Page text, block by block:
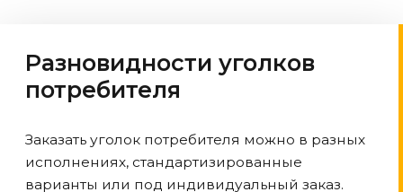
Разновидности уголков
потребителя
Заказать уголок потребителя можно в разных
исполнениях, стандартизированные
варианты или под индивидуальный заказ.